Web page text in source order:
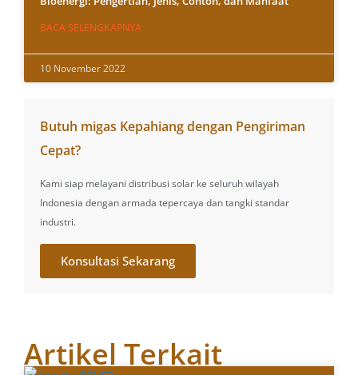
BACA SELENGKAPNYA
10 November 2022
Butuh migas Kepahiang dengan Pengiriman
Cepat?
Kami siap melayani distribusi solar ke seluruh wilayah
Indonesia dengan armada tepercaya dan tangki standar
industri.
Konsultasi Sekarang
Artikel Terkait